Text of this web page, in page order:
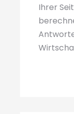
Ihrer